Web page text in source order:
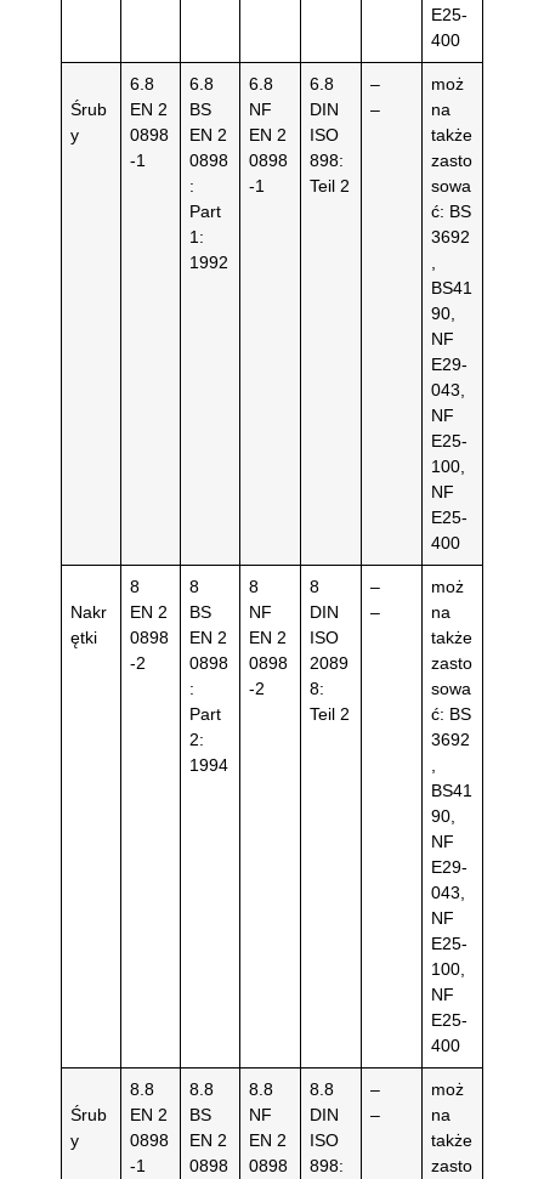
E25-
400
Śrub
y
6.8
EN 2
0898
-1
6.8
BS
EN 2
0898
:
Part
1:
1992
6.8
NF
EN 2
0898
-1
6.8
DIN
ISO
898:
Teil 2
–
–
moż
na
także
zasto
sowa
ć: BS
3692
BS41
90,
NF
E29-
043,
NF
E25-
100,
NF
E25-
400
Nakr
ętki
8
EN 2
0898
-2
8
BS
EN 2
0898
:
Part
2:
1994
8
NF
EN 2
0898
-2
8
DIN
ISO
2089
8:
Teil 2
–
–
moż
na
także
zasto
sowa
ć: BS
3692
BS41
90,
NF
E29-
043,
NF
E25-
100,
NF
E25-
400
Śrub
y
8.8
EN 2
0898
-1
8.8
BS
EN 2
0898
8.8
NF
EN 2
0898
8.8
DIN
ISO
898:
–
–
moż
na
także
zasto